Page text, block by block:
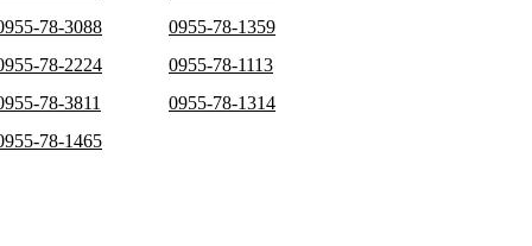
78-3088
0955-78-1359
78-2224
0955-78-1113
78-3811
0955-78-1314
78-1465